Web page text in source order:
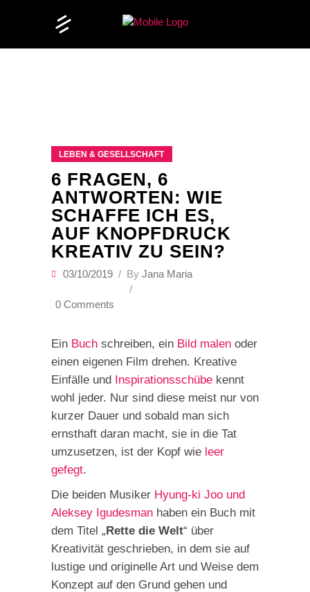
LEBEN & GESELLSCHAFT
6 FRAGEN, 6
ANTWORTEN: WIE
SCHAFFE ICH ES,
AUF KNOPFDRUCK
KREATIV ZU SEIN?
03/10/2019 By Jana Maria
0 Comments
Ein Buch schreiben, ein Bild malen oder
einen eigenen Film drehen. Kreative
Einfälle und Inspirationsschübe kennt
wohl jeder. Nur sind diese meist nur von
kurzer Dauer und sobald man sich
ernsthaft daran macht, sie in die Tat
umzusetzen, ist der Kopf wie leer
gefegt.
Die beiden Musiker Hyung-ki Joo und
Aleksey Igudesman haben ein Buch mit
dem Titel „Rette die Welt“ über
Kreativität geschrieben, in dem sie auf
lustige und originelle Art und Weise dem
Konzept auf den Grund gehen und